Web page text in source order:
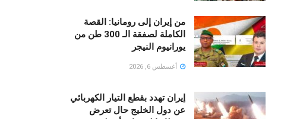
من إيران إلى رومانيا: القصة
الكاملة لصفقة الـ 300 طن من
يورانيوم النيجر
أغسطس 6, 2026
إيران تهدد بقطع التيار الكهربائي
عن دول الخليج حال تعرض